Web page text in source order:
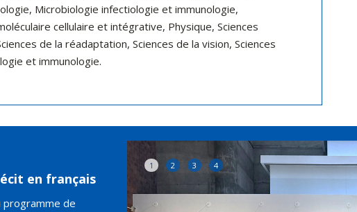
Microbiologie infectiologie et immunologie,
cellulaire et intégrative, Physique, Sciences
de la réadaptation, Sciences de la vision, Sciences
et immunologie.
en français
programme de
1 2 3 4